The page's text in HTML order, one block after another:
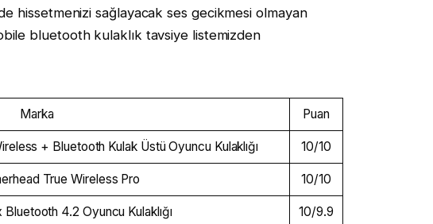
hissetmenizi sağlayacak ses gecikmesi olmayan
bluetooth kulaklık tavsiye listemizden
Marka Puan
+ Bluetooth Kulak Üstü Oyuncu Kulaklığı 10/10
True Wireless Pro 10/10
4.2 Oyuncu Kulaklığı 10/9.9